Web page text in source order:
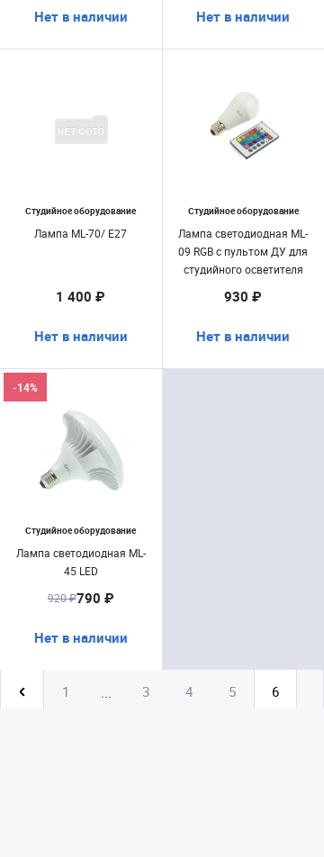
Нет в наличии Нет в наличии
Студийное оборудование
Лампа ML-70/ E27
1 400 ₽
Нет в наличии
Студийное оборудование
Лампа светодиодная ML-
09 RGB с пультом ДУ для
студийного осветителя
930 ₽
Нет в наличии
Студийное оборудование
Лампа светодиодная ML-
45 LED
-14%
920 ₽790 ₽
Нет в наличии
1 ... 3 4 5 6